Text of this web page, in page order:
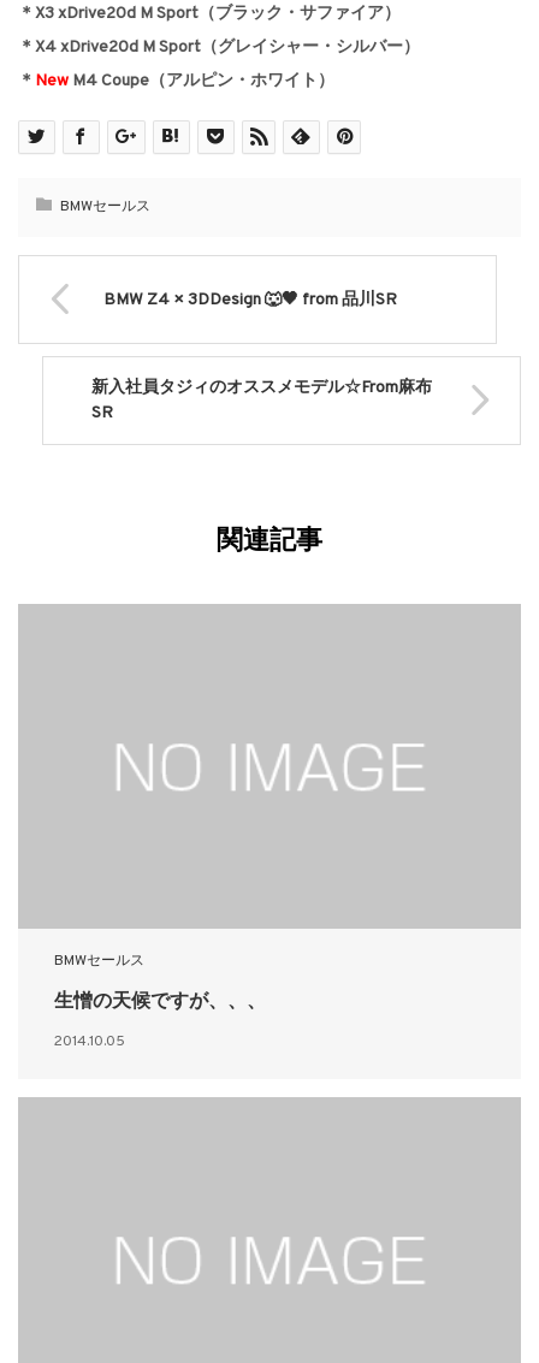
＊X3 xDrive20d M Sport（ブラック・サファイア）
＊X4 xDrive20d M Sport（グレイシャー・シルバー）
＊ New M4 Coupe（アルピン・ホワイト）
BMWセールス
BMW Z4 × 3DDesign 🐺🖤 from 品川SR
新入社員タジィのオススメモデル☆From麻布
SR
関連記事
BMWセールス
生憎の天候ですが、、、
2014.10.05